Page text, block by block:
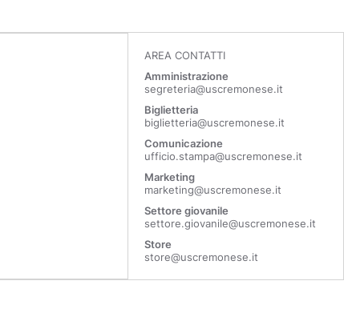
AREA CONTATTI
Amministrazione
segreteria@uscremonese.it
Biglietteria
biglietteria@uscremonese.it
Comunicazione
ufficio.stampa@uscremonese.it
Marketing
marketing@uscremonese.it
Settore giovanile
settore.giovanile@uscremonese.it
Store
store@uscremonese.it